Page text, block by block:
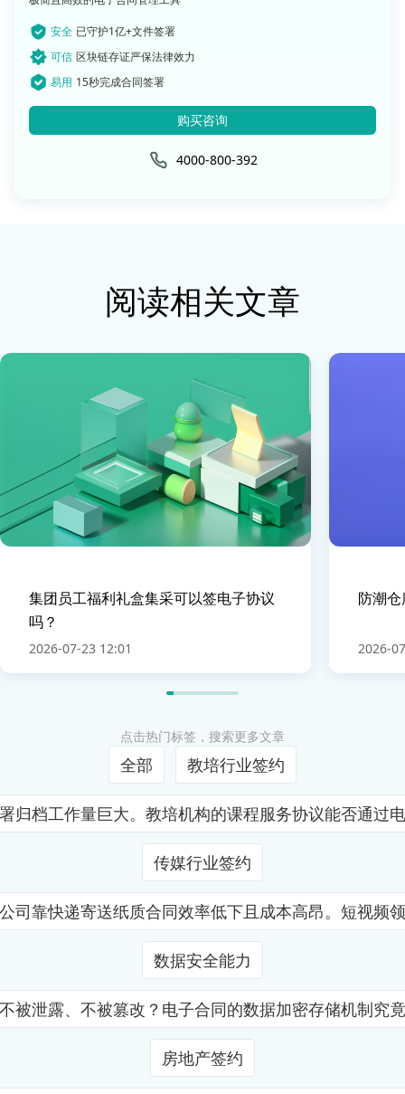
安全 已守护1亿+文件签署
可信 区块链存证严保法律效力
易用 15秒完成合同签署
购买咨询
4000-800-392
阅读相关文章
集团员工福利礼盒集采可以签电子协议
吗？
2026-07-23 12:01
防潮
2026-
点击热门标签，搜索更多文章
全部 教培行业签约
归档工作量巨大。教培机构的课程服务协议能否通过
传媒行业签约
司靠快递寄送纸质合同效率低下且成本高昂。短视频
数据安全能力
被泄露、不被篡改？电子合同的数据加密存储机制究
房地产签约